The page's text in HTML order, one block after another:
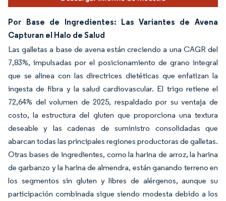
Por Base de Ingredientes: Las Variantes de Avena
Capturan el Halo de Salud
Las galletas a base de avena están creciendo a una CAGR del
7,83%, impulsadas por el posicionamiento de grano integral
que se alinea con las directrices dietéticas que enfatizan la
ingesta de fibra y la salud cardiovascular. El trigo retiene el
72,64% del volumen de 2025, respaldado por su ventaja de
costo, la estructura del gluten que proporciona una textura
deseable y las cadenas de suministro consolidadas que
abarcan todas las principales regiones productoras de galletas.
Otras bases de ingredientes, como la harina de arroz, la harina
de garbanzo y la harina de almendra, están ganando terreno en
los segmentos sin gluten y libres de alérgenos, aunque su
participación combinada sigue siendo modesta debido a los